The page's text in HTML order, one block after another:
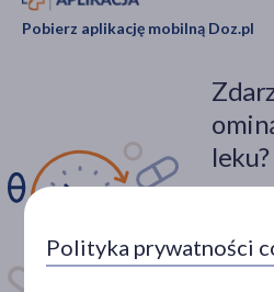
Pobierz aplikację mobilną Doz.pl
leku?
kiedy
Polityka prywatności